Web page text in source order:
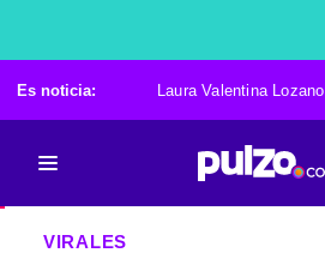
Es noticia: Laura Valentina Lozano
VIRALES